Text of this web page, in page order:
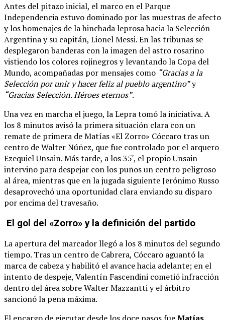
Antes del pitazo inicial, el marco en el Parque
Independencia estuvo dominado por las muestras de afecto
y los homenajes de la hinchada leprosa hacia la Selección
Argentina y su capitán, Lionel Messi. En las tribunas se
desplegaron banderas con la imagen del astro rosarino
vistiendo los colores rojinegros y levantando la Copa del
Mundo, acompañadas por mensajes como “Gracias a la
Selección por unir y hacer feliz al pueblo argentino”y
“Gracias Selección. Héroes eternos”.
Una vez en marcha el juego, la Lepra tomó la iniciativa. A
los 8 minutos avisó la primera situación clara con un
remate de primera de Matías «El Zorro» Cóccaro tras un
centro de Walter Núñez, que fue controlado por el arquero
Ezequiel Unsain. Más tarde, a los 35′, el propio Unsain
intervino para despejar con los puños un centro peligroso
al área, mientras que en la jugada siguiente Jerónimo Russo
desaprovechó una oportunidad clara enviando su disparo
por encima del travesaño.
El gol del «Zorro» y la definición del partido
La apertura del marcador llegó a los 8 minutos del segundo
tiempo. Tras un centro de Cabrera, Cóccaro aguantó la
marca de cabeza y habilitó el avance hacia adelante; en el
intento de despeje, Valentín Fascendini cometió infracción
dentro del área sobre Walter Mazzantti y el árbitro
sancionó la pena máxima.